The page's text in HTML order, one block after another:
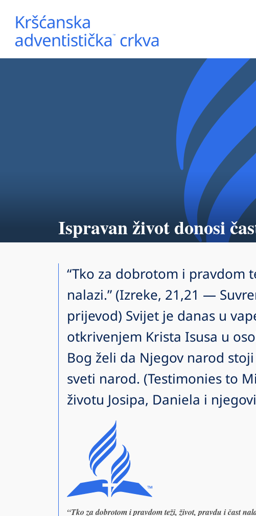
Ispravan život donosi
“Tko za dobrotom i pravdom
nalazi.” (Izreke, 21,21 —
prijevod) Svijet je danas u
otkrivenjem Krista Isusa u
Bog želi da Njegov narod
sveti narod. (Testimonies to
životu Josipa, Daniela i
“Tko za dobrotom i pravdom teži, život, pravdu i čast